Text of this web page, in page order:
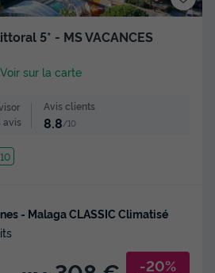
5* - MS VACANCES
Voir sur la carte
avis
Avis clients
8.8/10
- Malaga CLASSIC Climatisé
-20%